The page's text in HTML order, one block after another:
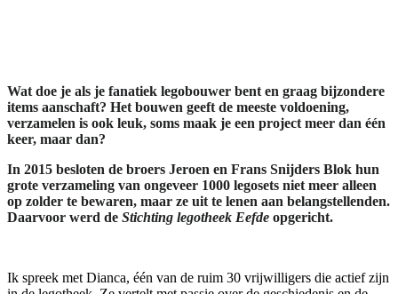
Wat doe je als je fanatiek legobouwer bent en graag bijzondere
items aanschaft? Het bouwen geeft de meeste voldoening,
verzamelen is ook leuk, soms maak je een project meer dan één
keer, maar dan?
In 2015 besloten de broers Jeroen en Frans Snijders Blok hun
grote verzameling van ongeveer 1000 legosets niet meer alleen
op zolder te bewaren, maar ze uit te lenen aan belangstellenden.
Daarvoor werd de Stichting legotheek Eefde opgericht.
Ik spreek met Dianca, één van de ruim 30 vrijwilligers die actief zijn